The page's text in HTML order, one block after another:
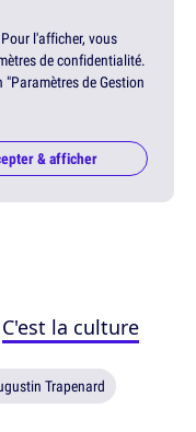
l'afficher, vous
de confidentialité.
de Gestion
& afficher
C'est la culture
Trapenard